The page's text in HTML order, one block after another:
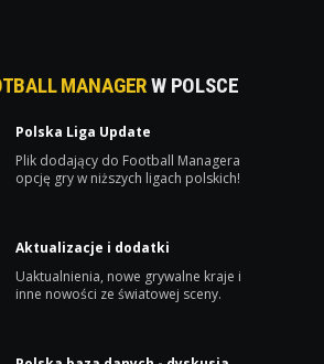
MANAGERW POLSCE
Polska Liga Update
Plik dodający do Football Managera
opcję gry w niższych ligach polskich!
Aktualizacje i dodatki
Uaktualnienia, nowe grywalne kraje i
inne nowości ze światowej sceny.